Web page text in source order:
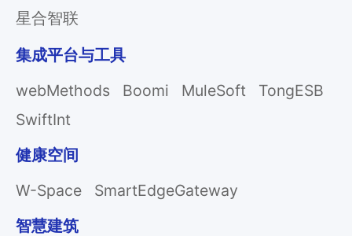
星合智联
集成平台与工具
webMethods
Boomi MuleSoft
TongESB
SwiftInt
健康空间
W-Space
SmartEdgeGateway
智慧建筑